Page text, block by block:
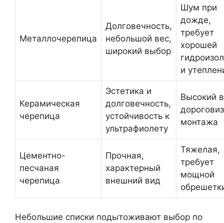
Металлочерепица
Долговечность,
небольшой вес,
широкий выбор
Шум при
дожде,
требует
хорошей
и
Керамическая
черепица
Эстетика и
долговечность,
устойчивость к
ультрафиолету
Высокий
монтажа
Цементно-
песчаная
черепица
Прочная,
характерный
внешний вид
Тяжелая,
требует
мощной
Небольшие списки подытоживают выбор по